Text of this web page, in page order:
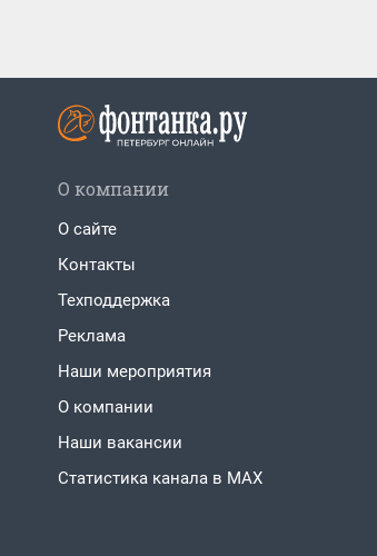
О компании
О сайте
Контакты
Техподдержка
Реклама
Наши мероприятия
О компании
Наши вакансии
Статистика канала в MAX